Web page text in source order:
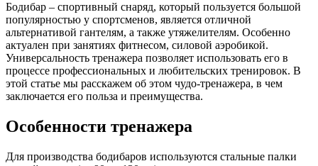
Бодибар – спортивный снаряд, который пользуется большой
популярностью у спортсменов, является отличной
альтернативой гантелям, а также утяжелителям. Особенно
актуален при занятиях фитнесом, силовой аэробикой.
Универсальность тренажера позволяет использовать его в
процессе профессиональных и любительских тренировок. В
этой статье мы расскажем об этом чудо-тренажера, в чем
заключается его польза и преимущества.
Особенности тренажера
Для производства бодибаров используются стальные палки